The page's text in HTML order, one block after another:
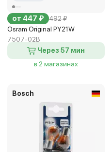
от 447 ₽ 492 ₽
Osram Original PY21W
7507-02B
Через 57 мин
в 2 магазинах
Bosch